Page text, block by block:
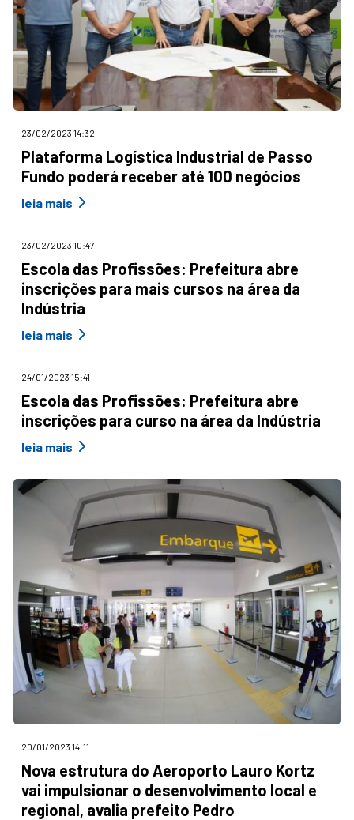
23/02/2023 14:32
Plataforma Logística Industrial de Passo
Fundo poderá receber até 100 negócios
leia mais
23/02/2023 10:47
Escola das Profissões: Prefeitura abre
inscrições para mais cursos na área da
Indústria
leia mais
24/01/2023 15:41
Escola das Profissões: Prefeitura abre
inscrições para curso na área da Indústria
leia mais
20/01/2023 14:11
Nova estrutura do Aeroporto Lauro Kortz
vai impulsionar o desenvolvimento local e
regional, avalia prefeito Pedro